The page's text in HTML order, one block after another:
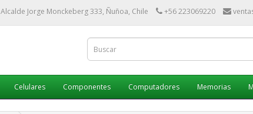
Alcalde Jorge Monckeberg 333, Ñuñoa, Chile +56 223069220
Celulares Componentes Computadores Memorias